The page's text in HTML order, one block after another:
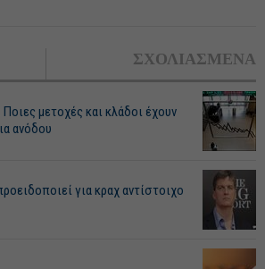
ΣΧΟΛΙΑΣΜΕΝΑ
μετοχές και κλάδοι έχουν
ανόδου
για κραχ αντίστοιχο